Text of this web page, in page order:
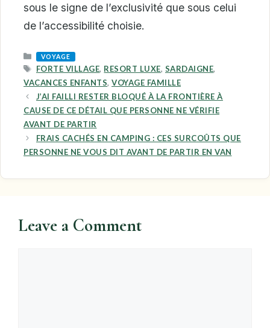
sous le signe de l’exclusivité que sous celui
de l’accessibilité choisie.
CATEGORIES
VOYAGE
TAGS
FORTE VILLAGE, RESORT LUXE, SARDAIGNE,
VACANCES ENFANTS, VOYAGE FAMILLE
J’AI FAILLI RESTER BLOQUÉ À LA FRONTIÈRE À
CAUSE DE CE DÉTAIL QUE PERSONNE NE VÉRIFIE
AVANT DE PARTIR
FRAIS CACHÉS EN CAMPING : CES SURCOÛTS QUE
PERSONNE NE VOUS DIT AVANT DE PARTIR EN VAN
Leave a Comment